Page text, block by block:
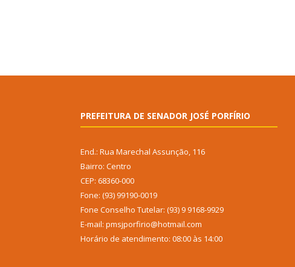
PREFEITURA DE SENADOR JOSÉ PORFÍRIO
End.: Rua Marechal Assunção, 116
Bairro: Centro
CEP: 68360-000
Fone: (93) 99190-0019
Fone Conselho Tutelar: (93) 9 9168-9929
E-mail: pmsjporfirio@hotmail.com
Horário de atendimento: 08:00 às 14:00